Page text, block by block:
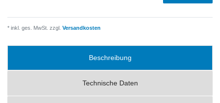
* inkl. ges. MwSt. zzgl. Versandkosten
Beschreibung
Technische Daten